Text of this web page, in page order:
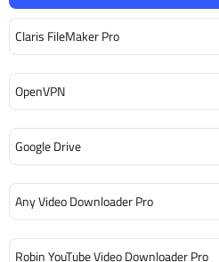
Claris FileMaker Pro
OpenVPN
Google Drive
Any Video Downloader Pro
Robin YouTube Video Downloader Pro